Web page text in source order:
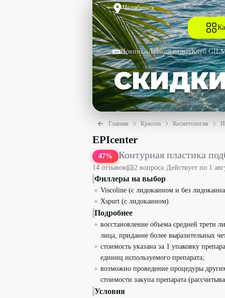
Челябинск
НовинкиЛетний отдыхКлуб
Главная Красота Косметология
Контурная пластика подбородка или
EPIcenter
47% Контурная пластика
14отзывов 2 вопроса·Действует по 1
Филлеры на выбор
Viscoline (с лидокаином и без
Xspurt (с лидокаином).
Подробнее
восстановление объема средней трети
лица, придание более выразительных
стоимость указана за 1 упаковку
единиц используемого препарата;
возможно проведение процедуры
стоимости закупа препарата
Условия